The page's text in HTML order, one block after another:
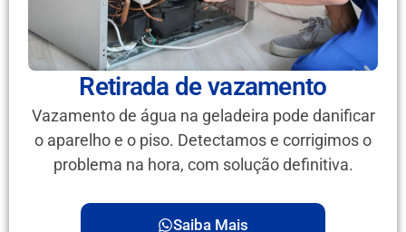
Retirada de vazamento
Vazamento de água na geladeira pode danificar
o aparelho e o piso. Detectamos e corrigimos o
problema na hora, com solução definitiva.
Saiba Mais